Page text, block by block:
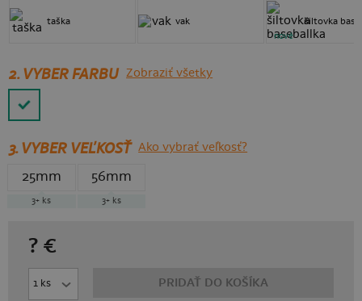
taška vak šiltovka
nové
2. VYBER FARBU Zobraziť všetky
3.VYBER VEĽKOSŤ Ako vybrať veľkosť?
25mm
3+ ks
56mm
3+ ks
? €
PRIDAŤ DO KOŠÍKA